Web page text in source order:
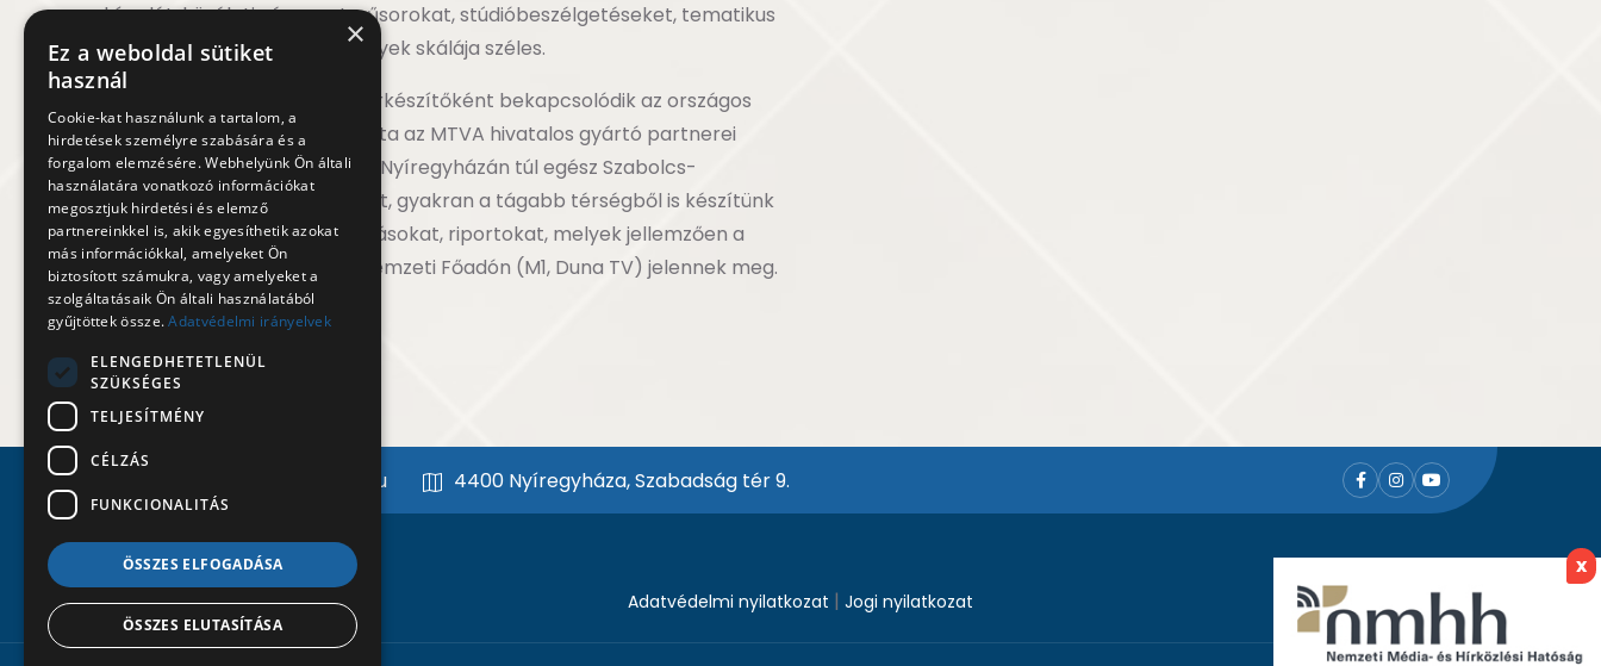
híradót, közéleti- és sportműsorokat, stúdióbeszélgetéseket, tematikus
magazinokat készítenek, melyek skálája széles.
A Nyíregyházi Televízió műsorkészítőként bekapcsolódik az országos
vérkeringésbe. Hosszú évek óta az MTVA hivatalos gyártó partnerei
vagyunk, ami azt jelenti, hogy Nyíregyházán túl egész Szabolcs-
Szatmár-Bereg megyéből, sőt, gyakran a tágabb térségből is készítünk
különböző témákban tudósításokat, riportokat, melyek jellemzően a
Nemzeti Hírcsatornán és a Nemzeti Főadón (M1, Duna TV) jelennek meg.
info@nyiregyhazitv.hu 4400 Nyíregyháza, Szabadság tér 9. Facebook
Instagram
Youtube
Adatvédelmi nyilatkozat | Jogi nyilatkozat
x
×
Ez a weboldal sütiket
használ
Cookie-kat használunk a tartalom, a
hirdetések személyre szabására és a
forgalom elemzésére. Webhelyünk Ön általi
használatára vonatkozó információkat
megosztjuk hirdetési és elemző
partnereinkkel is, akik egyesíthetik azokat
más információkkal, amelyeket Ön
biztosított számukra, vagy amelyeket a
szolgáltatásaik Ön általi használatából
gyűjtöttek össze.Adatvédelmi irányelvek
ELENGEDHETETLENÜL
SZÜKSÉGES
TELJESÍTMÉNY
CÉLZÁS
FUNKCIONALITÁS
ÖSSZES ELFOGADÁSA
ÖSSZES ELUTASÍTÁSA